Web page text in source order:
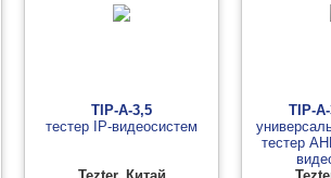
TIP-A-3,5
тестер IP-видеосистем
TIP-
тестер